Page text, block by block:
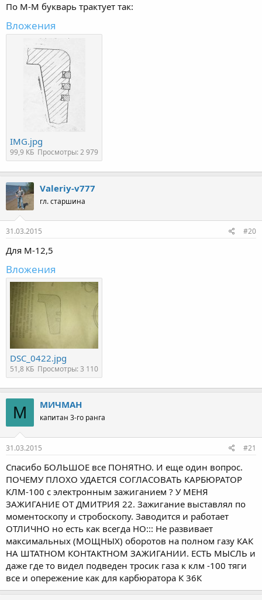
По М-М букварь трактует так:
Вложения
IMG.jpg
99,9 КБ Просмотры: 2 979
Valeriy-v777
гл. старшина
31.03.2015 #20
Для М-12,5
Вложения
DSC_0422.jpg
51,8 КБ Просмотры: 3 110
М МИЧМАН
капитан 3-го ранга
31.03.2015 #21
Спасибо БОЛЬШОЕ все ПОНЯТНО. И еще один вопрос.
ПОЧЕМУ ПЛОХО УДАЕТСЯ СОГЛАСОВАТЬ КАРБЮРАТОР
КЛМ-100 с электронным зажиганием ? У МЕНЯ
ЗАЖИГАНИЕ ОТ ДМИТРИЯ 22. Зажигание выставлял по
моментоскопу и стробоскопу. Заводится и работает
ОТЛИЧНО но есть как всегда НО::: Не развивает
максимальных (МОЩНЫХ) оборотов на полном газу КАК
НА ШТАТНОМ КОНТАКТНОМ ЗАЖИГАНИИ. ЕСТЬ МЫСЛЬ и
даже где то видел подведен тросик газа к клм -100 тяги
все и опережение как для карбюратора К 36К